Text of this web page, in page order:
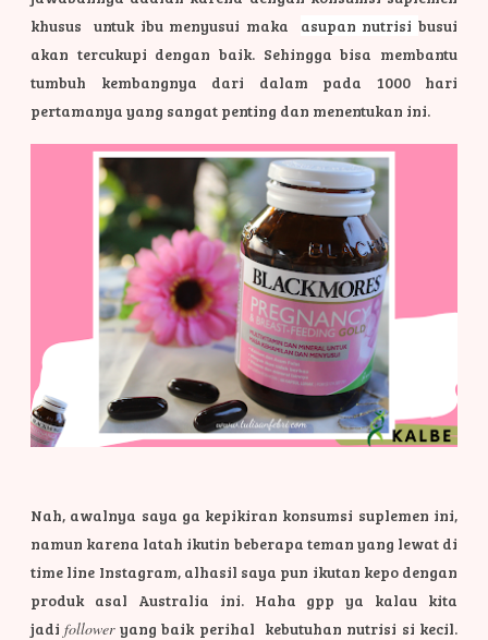
khusus untuk ibu menyusui maka asupan nutrisibusui
akan tercukupi dengan baik. Sehingga bisa membantu
tumbuh kembangnya dari dalam pada 1000 hari
pertamanya yang sangat penting dan menentukan ini.
Nah, awalnya saya ga kepikiran konsumsi suplemen ini,
namun karena latah ikutin beberapa teman yang lewat di
time line Instagram, alhasil saya pun ikutan kepo dengan
produk asal Australia ini. Haha gpp ya kalau kita
jadifolloweryang baik perihal kebutuhan nutrisi si kecil.